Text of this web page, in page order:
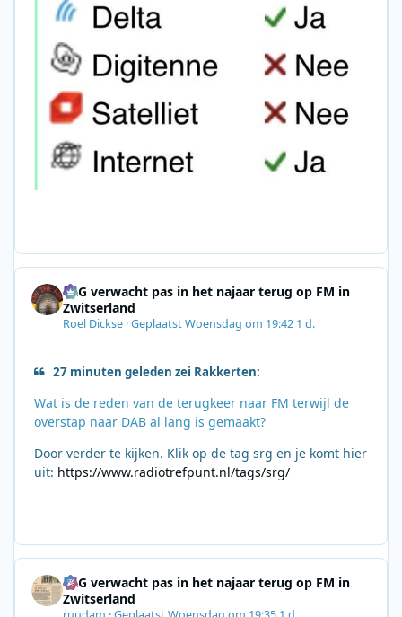
SRG verwacht pas in het najaar terug op FM in
Zwitserland
Roel Dickse ·GeplaatstWoensdag om 19:42 1 d.
27 minuten geleden zei Rakkerten:
Wat is de reden van de terugkeer naar FM terwijl de
overstap naar DAB al lang is gemaakt?
Door verder te kijken. Klik op de tag srg en je komt hier
uit: https://www.radiotrefpunt.nl/tags/srg/
SRG verwacht pas in het najaar terug op FM in
Zwitserland